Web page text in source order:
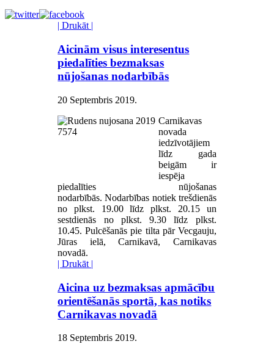
| Drukāt |
Aicinām visus interesentus
piedalīties bezmaksas
nūjošanas nodarbībās
20 Septembris 2019.
Carnikavas
novada
iedzīvotājiem
līdz gada
beigām ir
iespēja
piedalīties nūjošanas
nodarbībās. Nodarbības notiek trešdienās
no plkst. 19.00 līdz plkst. 20.15 un
sestdienās no plkst. 9.30 līdz plkst.
10.45. Pulcēšanās pie tilta pār Vecgauju,
Jūras ielā, Carnikavā, Carnikavas
novadā.
| Drukāt |
Aicina uz bezmaksas apmācību
orientēšanās sportā, kas notiks
Carnikavas novadā
18 Septembris 2019.